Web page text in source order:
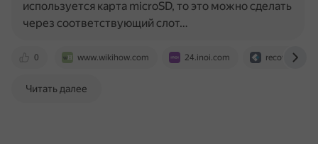
0 www.wikihow.com 24.inoi.com
используется карта microSD, то это можно сделать
через соответствующий слот…
Читать далее